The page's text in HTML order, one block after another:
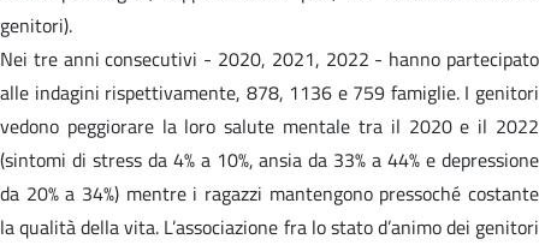
genitori).
Nei tre anni consecutivi - 2020, 2021, 2022 - hanno partecipato
alle indagini rispettivamente, 878, 1136 e 759 famiglie. I genitori
vedono peggiorare la loro salute mentale tra il 2020 e il 2022
(sintomi di stress da 4% a 10%, ansia da 33% a 44% e depressione
da 20% a 34%) mentre i ragazzi mantengono pressoché costante
la qualità della vita. L’associazione fra lo stato d’animo dei genitori